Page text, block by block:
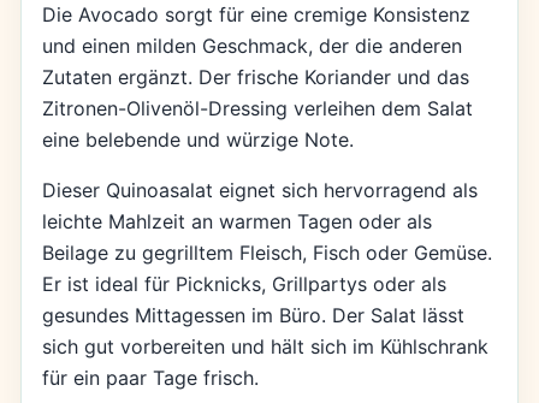
Die Avocado sorgt für eine cremige Konsistenz
und einen milden Geschmack, der die anderen
Zutaten ergänzt. Der frische Koriander und das
Zitronen-Olivenöl-Dressing verleihen dem Salat
eine belebende und würzige Note.
Dieser Quinoasalat eignet sich hervorragend als
leichte Mahlzeit an warmen Tagen oder als
Beilage zu gegrilltem Fleisch, Fisch oder Gemüse.
Er ist ideal für Picknicks, Grillpartys oder als
gesundes Mittagessen im Büro. Der Salat lässt
sich gut vorbereiten und hält sich im Kühlschrank
für ein paar Tage frisch.